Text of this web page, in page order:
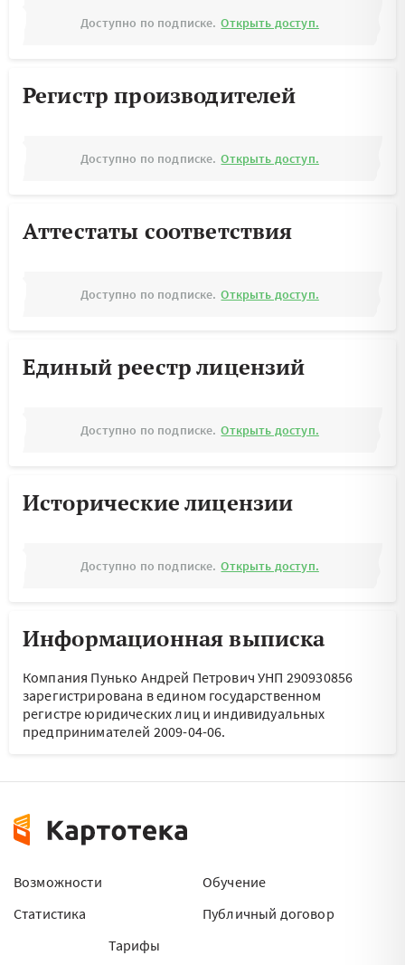
Доступно по подписке. Открыть доступ.
Регистр производителей
Доступно по подписке. Открыть доступ.
Аттестаты соответствия
Доступно по подписке. Открыть доступ.
Единый реестр лицензий
Доступно по подписке. Открыть доступ.
Исторические лицензии
Доступно по подписке. Открыть доступ.
Информационная выписка
Компания Пунько Андрей Петрович УНП 290930856
зарегистрирована в едином государственном
регистре юридических лиц и индивидуальных
предпринимателей 2009-04-06.
Возможности
Статистика
Тарифы
Обучение
Публичный договор